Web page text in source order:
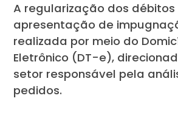
A regularização dos débitos
apresentação de
realizada por meio do
Eletrônico (DT-e),
setor responsável pela
pedidos.